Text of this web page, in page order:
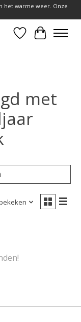
het warme weer. Onze
Verlanglijst
met